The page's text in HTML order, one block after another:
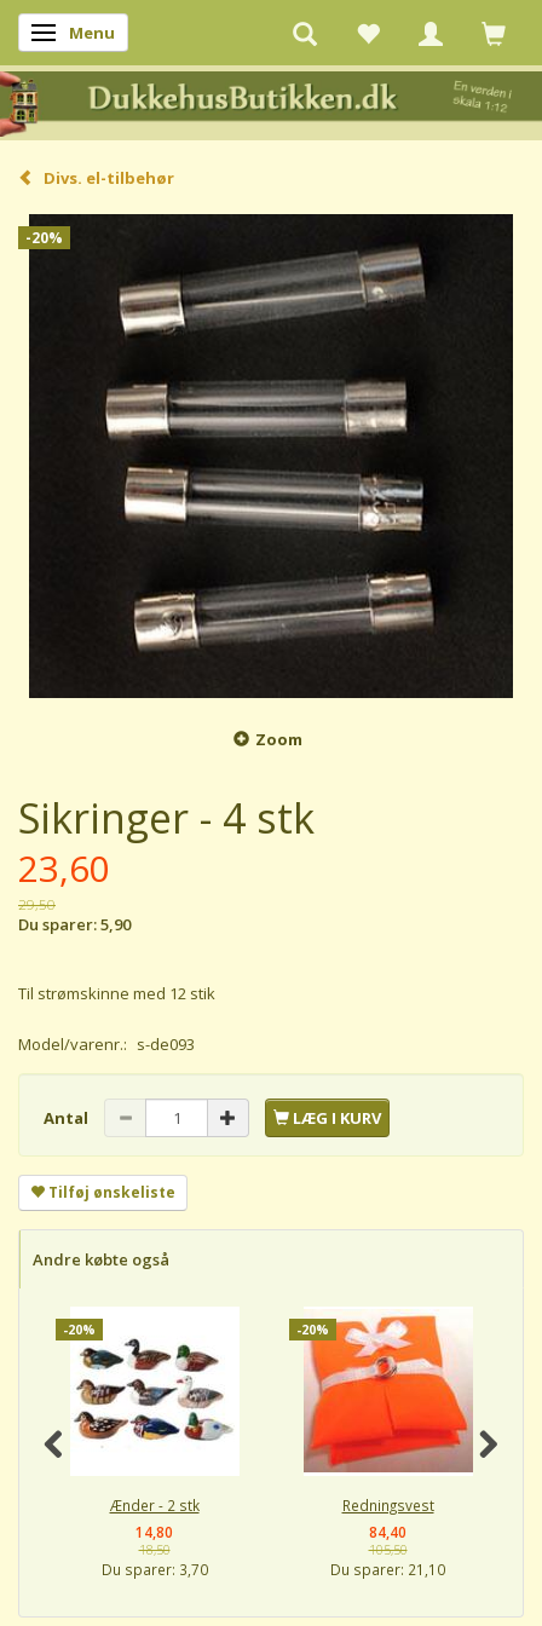
Skifte navigation
Menu
Divs. el-tilbehør
-20%
Zoom
Sikringer - 4 stk
23,60
29,50
Du sparer:5,90
Til strømskinne med 12 stik
Model/varenr.: s-de093
Antal LÆG I KURV
Tilføj ønskeliste
Andre købte også
-20%
Ænder - 2 stk
14,80
18,50
Du sparer: 3,70
-20%
Redningsvest
84,40
105,50
Du sparer: 21,10